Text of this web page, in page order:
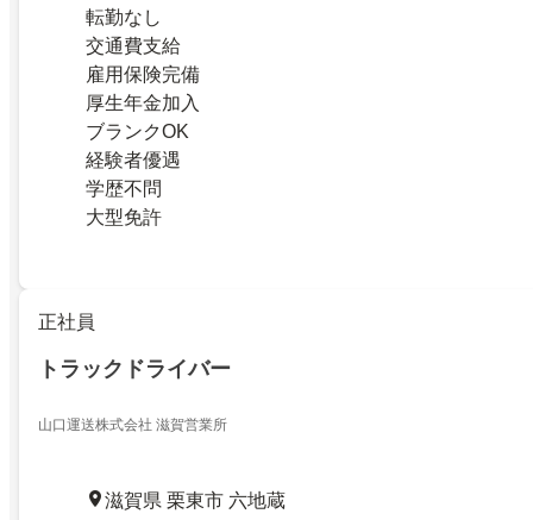
転勤なし
交通費支給
雇用保険完備
厚生年金加入
ブランクOK
経験者優遇
学歴不問
大型免許
正社員
トラックドライバー
山口運送株式会社 滋賀営業所
滋賀県 栗東市 六地蔵